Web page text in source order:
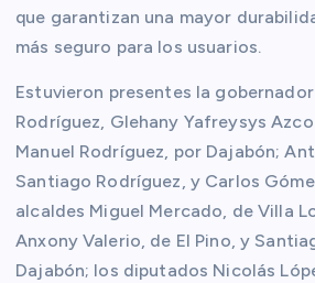
que garantizan una mayor
más seguro para los usuarios.
Estuvieron presentes la
Rodríguez, Glehany Yafreysys
Manuel Rodríguez, por Dajabón;
Santiago Rodríguez, y Carlos
alcaldes Miguel Mercado, de Villa
Anxony Valerio, de El Pino, y
Dajabón; los diputados Nicolás